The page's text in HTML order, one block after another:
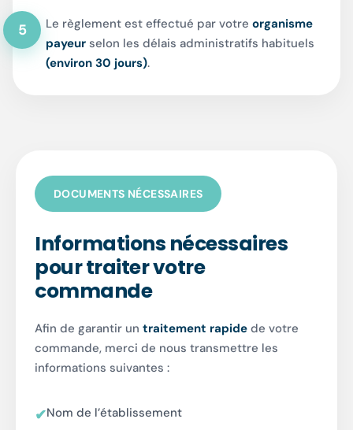
5 Le règlement est effectué par votre organisme
payeur selon les délais administratifs habituels
(environ 30 jours).
DOCUMENTS NÉCESSAIRES
Informations nécessaires
pour traiter votre
commande
Afin de garantir un traitement rapide de votre
commande, merci de nous transmettre les
informations suivantes :
✔Nom de l’établissement